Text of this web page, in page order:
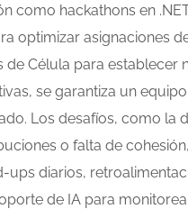
como hackathons en
optimizar asignaciones
de Célula para establecer
se garantiza un equipo
Los desafíos, como la
o falta de
ups diarios,
de IA para